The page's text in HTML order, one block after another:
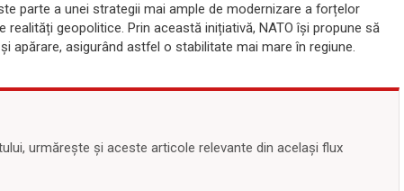
parte a unei strategii mai ample de modernizare a forțelor
realități geopolitice. Prin această inițiativă, NATO își propune să
apărare, asigurând astfel o stabilitate mai mare în regiune.
urmărește și aceste articole relevante din același flux